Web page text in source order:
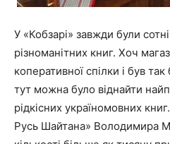
У «Кобзарі» завжди були
різноманітних книг. Хоч
коперативної спілки і був
тут можна було віднайти
рідкісних україномовних
Русь Шайтана» Володимира